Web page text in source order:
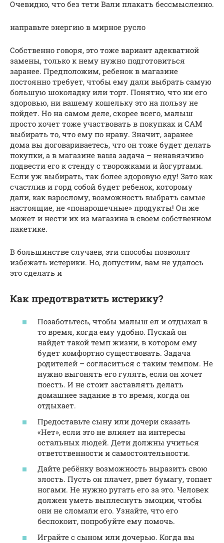
Очевидно, что без тети Вали плакать бессмысленно.
направьте энергию в мирное русло
Собственно говоря, это тоже вариант адекватной
замены, только к нему нужно подготовиться
заранее. Предположим, ребенок в магазине
постоянно требует, чтобы ему дали выбрать самую
большую шоколадку или торт. Понятно, что ни его
здоровью, ни вашему кошельку это на пользу не
пойдет. Но на самом деле, скорее всего, малыш
просто хочет тоже участвовать в покупках и САМ
выбирать то, что ему по нраву. Значит, заранее
дома вы договариваетесь, что он тоже будет делать
покупки, а в магазине ваша задача – ненавязчиво
подвести его к стенду с творожками и йогуртами.
Если уж выбирать, так более здоровую еду! Зато как
счастлив и горд собой будет ребенок, которому
дали, как взрослому, возможность выбрать самые
настоящие, не «понарошечные» продукты! Он же
может и нести их из магазина в своем собственном
пакетике.
В большинстве случаев, эти способы позволят
избежать истерики. Но, допустим, вам не удалось
это сделать и
Как предотвратить истерику?
Позаботьтесь, чтобы малыш ел и отдыхал в
то время, когда ему удобно. Пускай он
найдет такой темп жизни, в котором ему
будет комфортно существовать. Задача
родителей – согласиться с таким темпом. Не
нужно выгонять его гулять, если он хочет
поесть. И не стоит заставлять делать
домашнее задание в то время, когда он
отдыхает.
Предоставьте сыну или дочери сказать
«Нет», если это не влияет на интересы
остальных людей. Дети должны учиться
ответственности и самостоятельности.
Дайте ребёнку возможность выразить свою
злость. Пусть он плачет, рвет бумагу, топает
ногами. Не нужно ругать его за это. Человек
должен уметь выплеснуть эмоции, чтобы
они не сломали его. Узнайте, что его
беспокоит, попробуйте ему помочь.
Играйте с сыном или дочерью. Когда вы